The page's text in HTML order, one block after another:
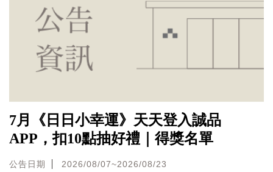
7月《日日小幸運》天天登入誠品
APP，扣10點抽好禮｜得獎名單
公告日期 2026/08/07~2026/08/23